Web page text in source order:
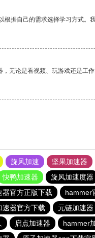
根据自己的需求选择学习方式。
无论是看视频、玩游戏还是工
旋风加速
坚果加速器
快鸭加速器
旋风加速度器
器官方正版下载
hammer
速器官方下载
元链加速器
启点加速器
hammer